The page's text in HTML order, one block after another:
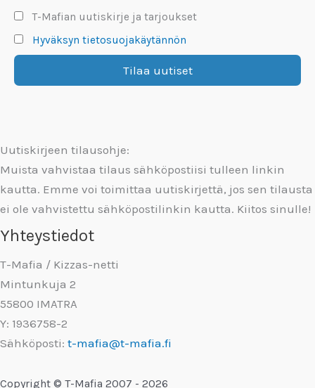
T-Mafian uutiskirje ja tarjoukset
Hyväksyn tietosuojakäytännön
Uutiskirjeen tilausohje:
Muista vahvistaa tilaus sähköpostiisi tulleen linkin
kautta. Emme voi toimittaa uutiskirjettä, jos sen tilausta
ei ole vahvistettu sähköpostilinkin kautta. Kiitos sinulle!
Yhteystiedot
T-Mafia / Kizzas-netti
Mintunkuja 2
55800 IMATRA
Y: 1936758-2
Sähköposti: t-mafia@t-mafia.fi
Copyright © T-Mafia 2007 - 2026